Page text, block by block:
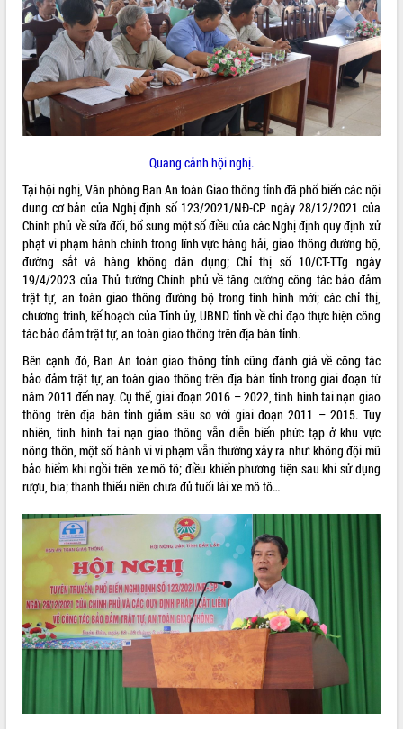
ĐIỂM TIN VĂN BẢN
QUY HOẠCH - KẾ HOẠCH
VIDEO
Không có file video nào để phát.
ALBUM ẢNH
Quang cảnh hội nghị.
Tại hội nghị, Văn phòng Ban An toàn Giao thông tỉnh đã phổ biến các nội
dung cơ bản của Nghị định số 123/2021/NĐ-CP ngày 28/12/2021 của
Chính phủ về sửa đổi, bổ sung một số điều của các Nghị định quy định xử
phạt vi phạm hành chính trong lĩnh vực hàng hải, giao thông đường bộ,
đường sắt và hàng không dân dụng; Chỉ thị số 10/CT-TTg ngày
19/4/2023 của Thủ tướng Chính phủ về tăng cường công tác bảo đảm
trật tự, an toàn giao thông đường bộ trong tình hình mới; các chỉ thị,
chương trình, kế hoạch của Tỉnh ủy, UBND tỉnh về chỉ đạo thực hiện công
tác bảo đảm trật tự, an toàn giao thông trên địa bàn tỉnh.
Bên cạnh đó, Ban An toàn giao thông tỉnh cũng đánh giá về công tác
bảo đảm trật tự, an toàn giao thông trên địa bàn tỉnh trong giai đoạn từ
năm 2011 đến nay. Cụ thể, giai đoạn 2016 – 2022, tình hình tai nạn giao
thông trên địa bàn tỉnh giảm sâu so với giai đoạn 2011 – 2015. Tuy
nhiên, tình hình tai nạn giao thông vẫn diễn biến phức tạp ở khu vực
nông thôn, một số hành vi vi phạm vẫn thường xảy ra như: không đội mũ
bảo hiểm khi ngồi trên xe mô tô; điều khiển phương tiện sau khi sử dụng
rượu, bia; thanh thiếu niên chưa đủ tuổi lái xe mô tô…